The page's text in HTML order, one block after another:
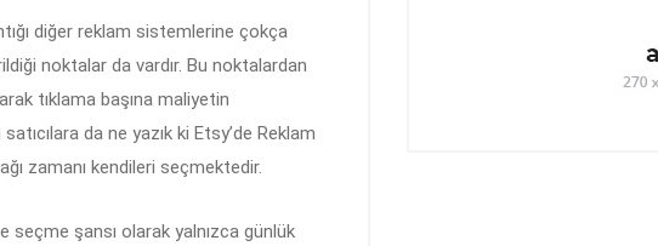
diğer reklam sistemlerine çokça
noktalar da vardır. Bu noktalardan
tıklama başına maliyetin
da ne yazık ki Etsy’de Reklam
zamanı kendileri seçmektedir.
seçme şansı olarak yalnızca günlük